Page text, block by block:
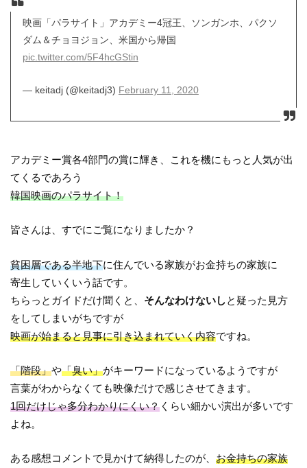
映画「パラサイト」アカデミー4冠王、ソンガンホ、パクソ
ダム＆チョヨジョン、米国から帰国
pic.twitter.com/5F4hcGStin
— keitadj (@keitadj3) February 11, 2020
アカデミー賞各4部門の賞に輝き、これを機にもっと人気が出
てくるであろう
韓国映画のパラサイト！
皆さんは、すでにご覧になりましたか？
貧困層である半地下に住んでいる家族がお金持ちの家族に
寄生していくいう話です。
ちらっとガイドだけ聞くと、 そんなわけないしと疑った見方
をしてしまいがちですが
映画が始まると見事に引き込まれていく内容ですね。
「階段」や「臭い」がキーワードになっているようですが
言葉がわからなくても映像だけで感じさせてきます。
1回だけじゃ多分わかりにくい？ くらい細かい演出が多いです
よね。
ある感想コメントで見かけて納得したのが、お金持ちの家族